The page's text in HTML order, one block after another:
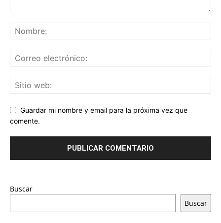
Guardar mi nombre y email para la próxima vez que
comente.
Buscar
Buscar